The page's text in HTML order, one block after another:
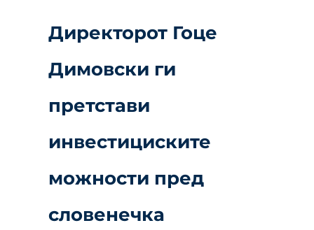
Директорот Гоце
Димовски ги
претстави
инвестициските
можности пред
словенечка